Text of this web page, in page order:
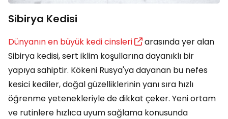
Sibirya Kedisi
Dünyanın en büyük kedi cinsleri
arasında yer alan
Sibirya kedisi, sert iklim koşullarına dayanıklı bir
yapıya sahiptir. Kökeni Rusya'ya dayanan bu nefes
kesici kediler, doğal güzelliklerinin yanı sıra hızlı
öğrenme yetenekleriyle de dikkat çeker. Yeni ortam
ve rutinlere hızlıca uyum sağlama konusunda